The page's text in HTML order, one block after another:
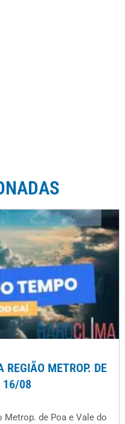
REGIÃO METROP. DE
16/08
Metrop. de Poa e Vale do